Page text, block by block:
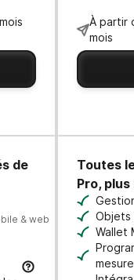
utilisateurs aux
les taux
de
& web
À partir
mois
Toutes
Pro, plus
Objets
Wallet
mesure